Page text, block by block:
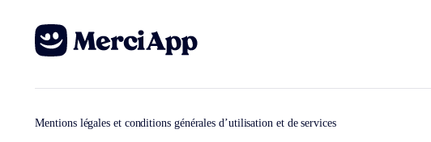
Mentions légales et conditions générales d’utilisation et de services